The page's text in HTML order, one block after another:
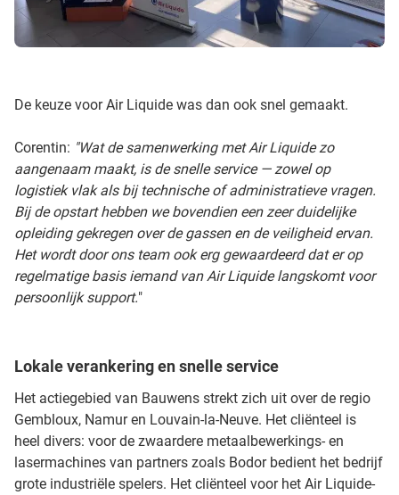
De keuze voor Air Liquide was dan ook snel gemaakt.
Corentin: "Wat de samenwerking met Air Liquide zo
aangenaam maakt, is de snelle service — zowel op
logistiek vlak als bij technische of administratieve vragen.
Bij de opstart hebben we bovendien een zeer duidelijke
opleiding gekregen over de gassen en de veiligheid ervan.
Het wordt door ons team ook erg gewaardeerd dat er op
regelmatige basis iemand van Air Liquide langskomt voor
persoonlijk support."
Lokale verankering en snelle service
Het actiegebied van Bauwens strekt zich uit over de regio
Gembloux, Namur en Louvain-la-Neuve. Het cliënteel is
heel divers: voor de zwaardere metaalbewerkings- en
lasermachines van partners zoals Bodor bedient het bedrijf
grote industriële spelers. Het cliënteel voor het Air Liquide-